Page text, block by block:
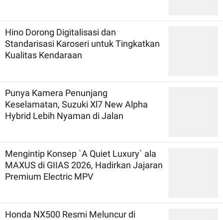
Hino Dorong Digitalisasi dan
Standarisasi Karoseri untuk Tingkatkan
Kualitas Kendaraan
Punya Kamera Penunjang
Keselamatan, Suzuki Xl7 New Alpha
Hybrid Lebih Nyaman di Jalan
Mengintip Konsep `A Quiet Luxury` ala
MAXUS di GIIAS 2026, Hadirkan Jajaran
Premium Electric MPV
Honda NX500 Resmi Meluncur di